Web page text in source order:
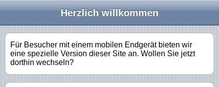
Herzlich willkommen
Für Besucher mit einem mobilen Endgerät bieten wir
eine spezielle Version dieser Site an. Wollen Sie jetzt
dorthin wechseln?